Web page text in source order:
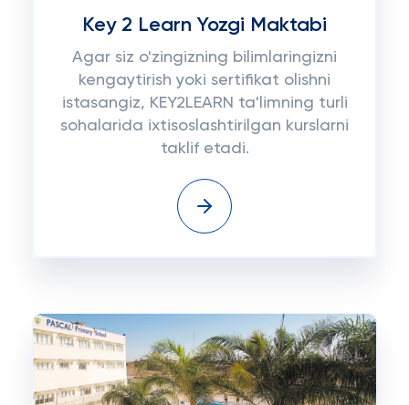
Key 2 Learn Yozgi Maktabi
Agar siz o'zingizning bilimlaringizni
kengaytirish yoki sertifikat olishni
istasangiz, KEY2LEARN ta'limning turli
sohalarida ixtisoslashtirilgan kurslarni
taklif etadi.